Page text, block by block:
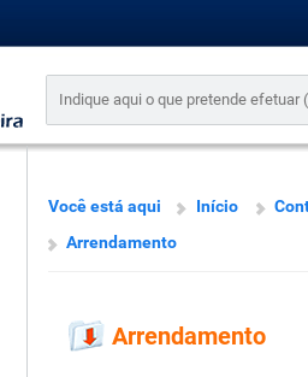
Você está aqui Início
Arrendamento
Arrendamento